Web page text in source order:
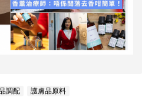
調配 護膚品原料